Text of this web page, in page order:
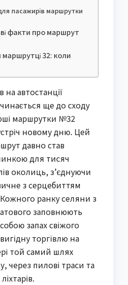
пасажирів маршрутки
факти про маршрут
32: коли
автостанції
ще до сходу
маршрутки №32
новому дню. Цей
давно став
для тисяч
околиць, з’єднуючи
з серцебиттям
ранку селяни з
заповнюють
запах свіжого
вигідну торгівлю на
той самий шлях
через пилові траси та